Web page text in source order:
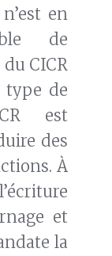
en
de
CICR
type de
est
des
À
et
la